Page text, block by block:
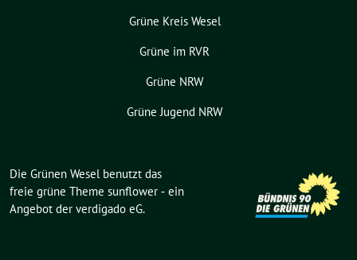
Grüne Kreis Wesel
Grüne im RVR
Grüne NRW
Grüne Jugend NRW
Die Grünen Wesel benutzt das
freie grüne Theme sunflower ‐ ein
Angebot der verdigado eG.